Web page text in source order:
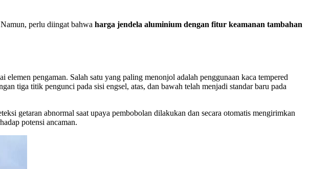
perlu diingat bahwa harga jendela aluminium dengan fitur keamanan tambahan
pengaman. Salah satu yang paling menonjol adalah penggunaan kaca tempered
tiga titik pengunci pada sisi engsel, atas, dan bawah telah menjadi standar baru pada
getaran abnormal saat upaya pembobolan dilakukan dan secara otomatis mengirimkan
potensi ancaman.